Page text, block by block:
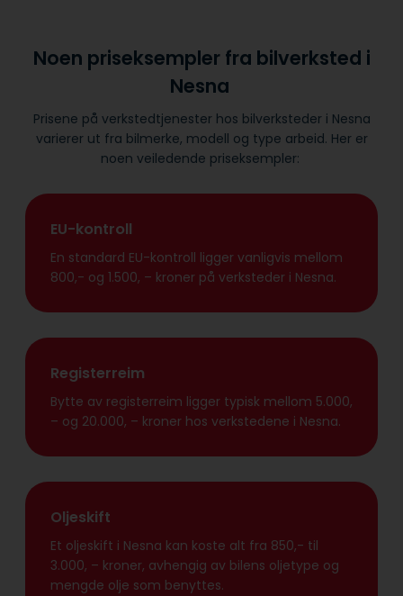
Noen priseksempler fra bilverksted i
Nesna
Prisene på verkstedtjenester hos bilverksteder i Nesna
varierer ut fra bilmerke, modell og type arbeid. Her er
noen veiledende priseksempler:
EU-kontroll
En standard EU-kontroll ligger vanligvis mellom
800,- og 1.500, – kroner på verksteder i Nesna.
Registerreim
Bytte av registerreim ligger typisk mellom 5.000,
– og 20.000, – kroner hos verkstedene i Nesna.
Oljeskift
Et oljeskift i Nesna kan koste alt fra 850,- til
3.000, – kroner, avhengig av bilens oljetype og
mengde olje som benyttes.